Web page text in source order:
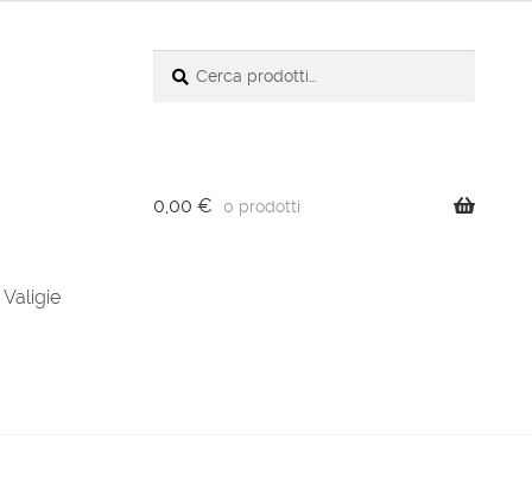
Valigie
0,00 € 0 prodotti